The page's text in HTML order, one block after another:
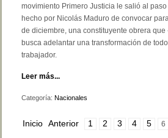
movimiento Primero Justicia le salió al
hecho por Nicolás Maduro de convocar
de diciembre, una constituyente obrera que
busca adelantar una transformación de
trabajador.
Leer más...
Categoría: Nacionales
Inicio Anterior 1 2 3 4 5 6